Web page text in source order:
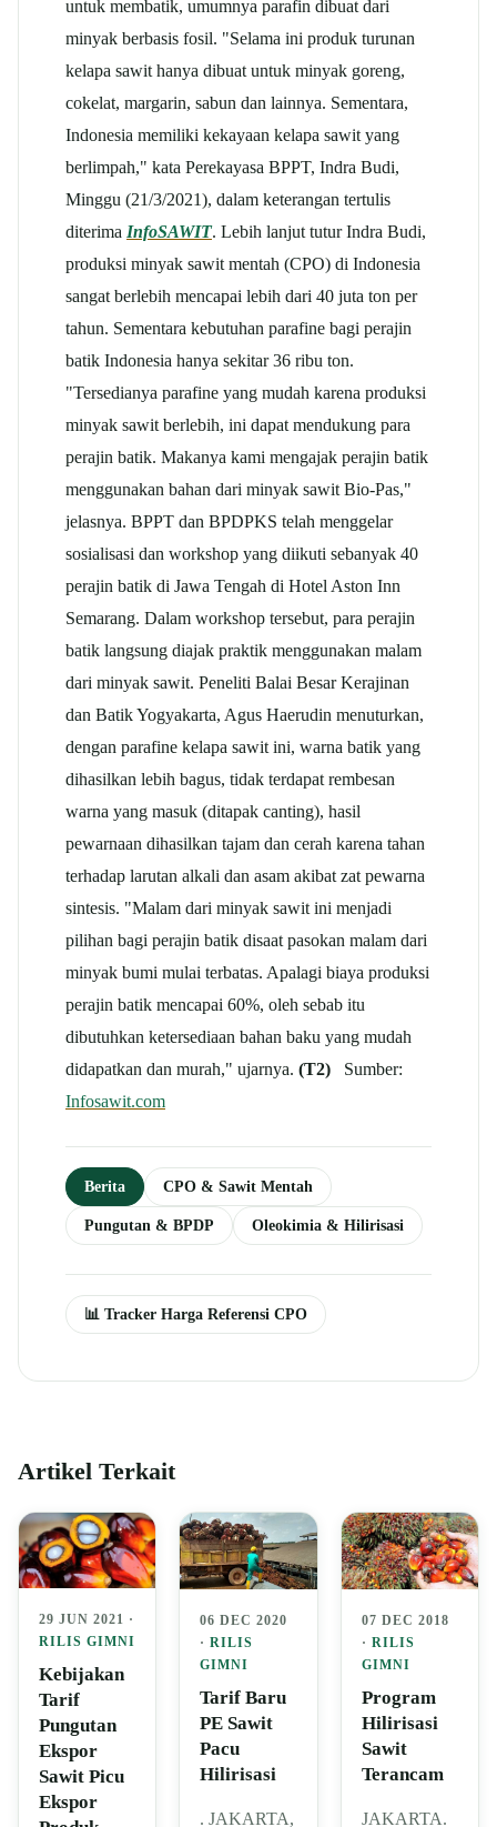
untuk membatik, umumnya parafin dibuat dari
minyak berbasis fosil. "Selama ini produk turunan
kelapa sawit hanya dibuat untuk minyak goreng,
cokelat, margarin, sabun dan lainnya. Sementara,
Indonesia memiliki kekayaan kelapa sawit yang
berlimpah," kata Perekayasa BPPT, Indra Budi,
Minggu (21/3/2021), dalam keterangan tertulis
diterima InfoSAWIT. Lebih lanjut tutur Indra Budi,
produksi minyak sawit mentah (CPO) di Indonesia
sangat berlebih mencapai lebih dari 40 juta ton per
tahun. Sementara kebutuhan parafine bagi perajin
batik Indonesia hanya sekitar 36 ribu ton.
"Tersedianya parafine yang mudah karena produksi
minyak sawit berlebih, ini dapat mendukung para
perajin batik. Makanya kami mengajak perajin batik
menggunakan bahan dari minyak sawit Bio-Pas,"
jelasnya. BPPT dan BPDPKS telah menggelar
sosialisasi dan workshop yang diikuti sebanyak 40
perajin batik di Jawa Tengah di Hotel Aston Inn
Semarang. Dalam workshop tersebut, para perajin
batik langsung diajak praktik menggunakan malam
dari minyak sawit. Peneliti Balai Besar Kerajinan
dan Batik Yogyakarta, Agus Haerudin menuturkan,
dengan parafine kelapa sawit ini, warna batik yang
dihasilkan lebih bagus, tidak terdapat rembesan
warna yang masuk (ditapak canting), hasil
pewarnaan dihasilkan tajam dan cerah karena tahan
terhadap larutan alkali dan asam akibat zat pewarna
sintesis. "Malam dari minyak sawit ini menjadi
pilihan bagi perajin batik disaat pasokan malam dari
minyak bumi mulai terbatas. Apalagi biaya produksi
perajin batik mencapai 60%, oleh sebab itu
dibutuhkan ketersediaan bahan baku yang mudah
didapatkan dan murah," ujarnya. (T2) Sumber:
Infosawit.com
Berita CPO & Sawit Mentah
Pungutan & BPDP Oleokimia & Hilirisasi
📊 Tracker Harga Referensi CPO
Artikel Terkait
29 JUN 2021 ·
RILIS GIMNI
Kebijakan
Tarif
Pungutan
Ekspor
Sawit Picu
Ekspor
06 DEC 2020
·RILIS
GIMNI
Tarif Baru
PE Sawit
Pacu
Hilirisasi
. JAKARTA,
07 DEC 2018
· RILIS
GIMNI
Program
Hilirisasi
Sawit
Terancam
JAKARTA.